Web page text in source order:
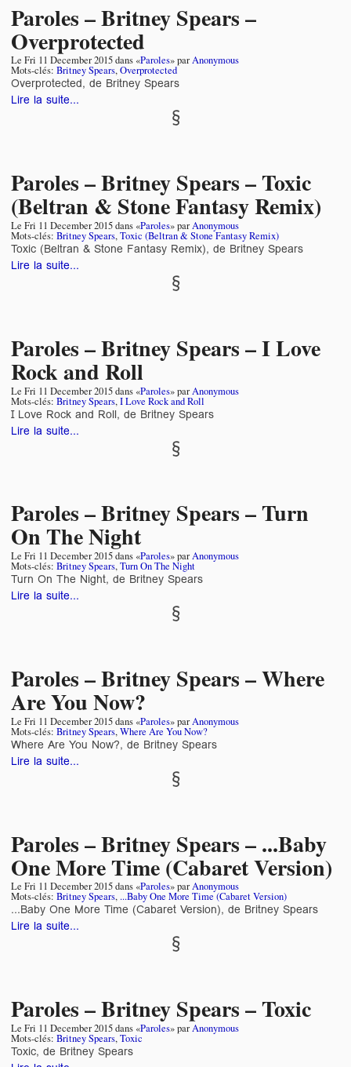
Paroles – Britney Spears –
Overprotected
Le Fri 11 December 2015dans «Paroles» parAnonymous
Mots-clés: Britney Spears,Overprotected
Overprotected, de Britney Spears
Lire la suite...
Paroles – Britney Spears – Toxic
(Beltran & Stone Fantasy Remix)
Le Fri 11 December 2015dans «Paroles» parAnonymous
Mots-clés: Britney Spears,Toxic (Beltran & Stone Fantasy Remix)
Toxic (Beltran & Stone Fantasy Remix), de Britney Spears
Lire la suite...
Paroles – Britney Spears – I Love
Rock and Roll
Le Fri 11 December 2015dans «Paroles» parAnonymous
Mots-clés: Britney Spears,I Love Rock and Roll
I Love Rock and Roll, de Britney Spears
Lire la suite...
Paroles – Britney Spears – Turn
On The Night
Le Fri 11 December 2015dans «Paroles» parAnonymous
Mots-clés: Britney Spears,Turn On The Night
Turn On The Night, de Britney Spears
Lire la suite...
Paroles – Britney Spears – Where
Are You Now?
Le Fri 11 December 2015dans «Paroles» parAnonymous
Mots-clés: Britney Spears,Where Are You Now?
Where Are You Now?, de Britney Spears
Lire la suite...
Paroles – Britney Spears – ...Baby
One More Time (Cabaret Version)
Le Fri 11 December 2015dans «Paroles» parAnonymous
Mots-clés: Britney Spears, ...Baby One More Time (Cabaret Version)
...Baby One More Time (Cabaret Version), de Britney Spears
Lire la suite...
Paroles – Britney Spears – Toxic
Le Fri 11 December 2015dans «Paroles» parAnonymous
Mots-clés: Britney Spears,Toxic
Toxic, de Britney Spears